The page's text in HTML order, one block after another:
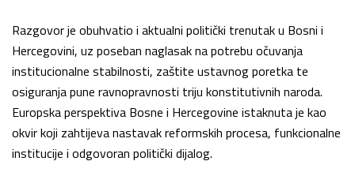
Razgovor je obuhvatio i aktualni politički trenutak u Bosni i
Hercegovini, uz poseban naglasak na potrebu očuvanja
institucionalne stabilnosti, zaštite ustavnog poretka te
osiguranja pune ravnopravnosti triju konstitutivnih naroda.
Europska perspektiva Bosne i Hercegovine istaknuta je kao
okvir koji zahtijeva nastavak reformskih procesa, funkcionalne
institucije i odgovoran politički dijalog.